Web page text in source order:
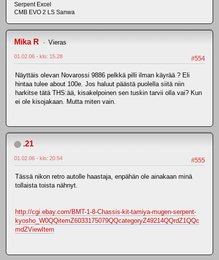
Serpent Excel
CMB EVO 2 LS Sanwa
Mika R Vieras
#554
01.02.06 - klo: 15.28
Näyttäis olevan Novarossi 9886 pelkkä pilli ilman käyrää ? Eli
hintaa tulee about 100e. Jos haluut päästä puolella siitä niin
harkitse tätä THS:ää, kisakelpoinen sen tuskin tarvii olla vai? Kun
ei ole kisojakaan. Mutta miten vain.
.21
#555
01.02.06 - klo: 20.54
Tässä nikon retro autolle haastaja, enpähän ole ainakaan minä
tollaista toista nähnyt.
http://cgi.ebay.com/BMT-1-8-Chassis-kit-tamiya-mugen-serpent-
kyosho_W0QQitemZ6033175079QQcategoryZ49214QQrdZ1QQc
mdZViewItem